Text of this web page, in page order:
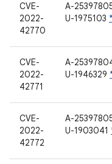
CVE-
2022-
42770
A-
U-1975103 *
CVE-
2022-
42771
A-
U-1946329
CVE-
2022-
42772
A-
U-1903041